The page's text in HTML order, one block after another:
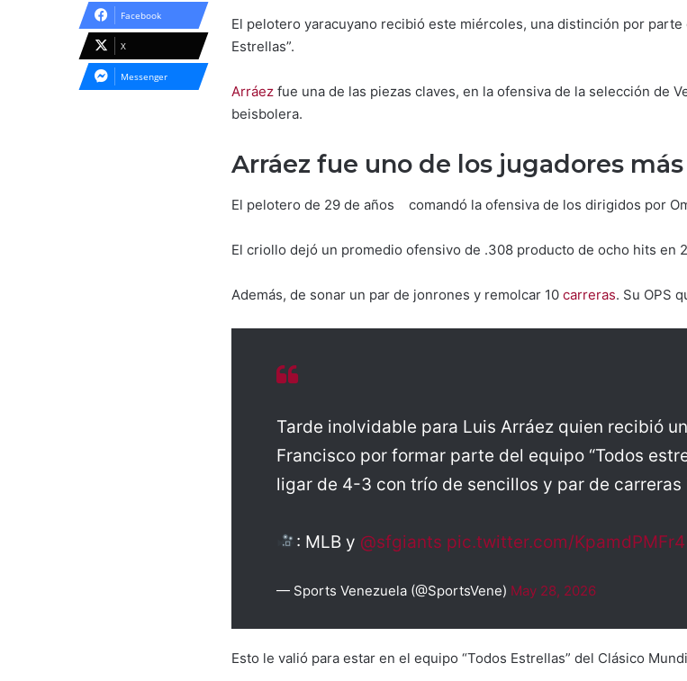
El pelotero yaracuyano recibió este miércoles, una distinción por
Estrellas”.
Arráez fue una de las piezas claves, en la ofensiva de la selección de
beisbolera.
Arráez fue uno de los jugadores
El pelotero de 29 de años comandó la ofensiva de los dirigidos por
El criollo dejó un promedio ofensivo de .308 producto de ocho hits en
Además, de sonar un par de jonrones y remolcar 10 carreras. Su OPS
Tarde inolvidable para Luis Arráez quien recibió
Francisco por formar parte del equipo “Todos
ligar de 4-3 con trío de sencillos y par de carreras
: MLB y @sfgiants pic.twitter.com/KpamdPMFr4
— Sports Venezuela (@SportsVene) May 28, 2026
Esto le valió para estar en el equipo “Todos Estrellas” del Clásico
Facebook
X
Messenger